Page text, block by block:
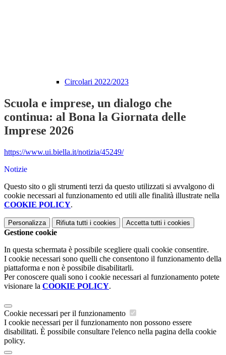
Circolari 2022/2023
Scuola e imprese, un dialogo che
continua: al Bona la Giornata delle
Imprese 2026
https://www.ui.biella.it/notizia/45249/
Notizie
Questo sito o gli strumenti terzi da questo utilizzati si avvalgono di
cookie necessari al funzionamento ed utili alle finalità illustrate nella
COOKIE POLICY.
Personalizza Rifiuta tutti i cookies Accetta tutti i cookies
Gestione cookie
In questa schermata è possibile scegliere quali cookie consentire.
I cookie necessari sono quelli che consentono il funzionamento della
piattaforma e non è possibile disabilitarli.
Per conoscere quali sono i cookie necessari al funzionamento potete
visionare la COOKIE POLICY.
Cookie necessari per il funzionamento
I cookie necessari per il funzionamento non possono essere
disabilitati. È possibile consultare l'elenco nella pagina della cookie
policy.